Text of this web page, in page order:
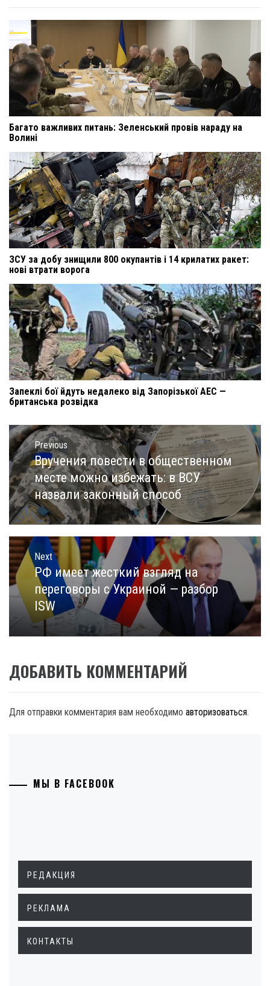
Багато важливих питань: Зеленський провів нараду на
Волині
ЗСУ за добу знищили 800 окупантів і 14 крилатих ракет:
нові втрати ворога
Запеклі бої йдуть недалеко від Запорізької АЕС —
британська розвідка
Навигация
по
записям
Previous
Previous
post:
Вручения повести в общественном
месте можно избежать: в ВСУ
назвали законный способ
Next
Next
post:
РФ имеет жесткий взгляд на
переговоры с Украиной — разбор
ISW
ДОБАВИТЬ КОММЕНТАРИЙ
Для отправки комментария вам необходимо авторизоваться.
МЫ В FACEBOOK
РЕДАКЦИЯ
РЕКЛАМА
КОНТАКТЫ